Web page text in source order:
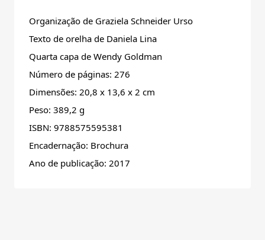
Organização de Graziela Schneider Urso
Texto de orelha de Daniela Lina
Quarta capa de Wendy Goldman
Número de páginas: 276
Dimensões: 20,8 x 13,6 x 2 cm
Peso: 389,2 g
ISBN: 9788575595381
Encadernação: Brochura
Ano de publicação: 2017